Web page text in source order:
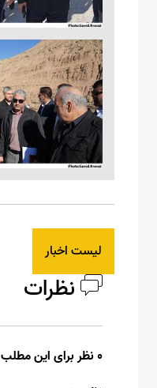
لیست اخبار
نظرات
0 نظر برای این مطلب وجود دارد